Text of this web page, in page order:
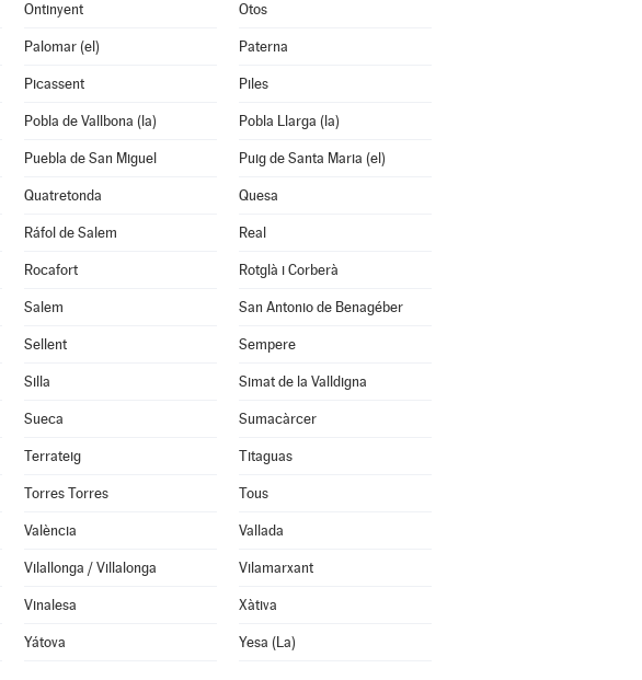
Ontinyent Otos
Palomar (el) Paterna
Picassent Piles
Pobla de Vallbona (la) Pobla Llarga (la)
Puebla de San Miguel Puig de Santa Maria (el)
Quatretonda Quesa
Ráfol de Salem Real
Rocafort Rotglà i Corberà
Salem San Antonio de Benagéber
Sellent Sempere
Silla Simat de la Valldigna
Sueca Sumacàrcer
Terrateig Titaguas
Torres Torres Tous
València Vallada
Vilallonga / Villalonga Vilamarxant
Vinalesa Xàtiva
Yátova Yesa (La)